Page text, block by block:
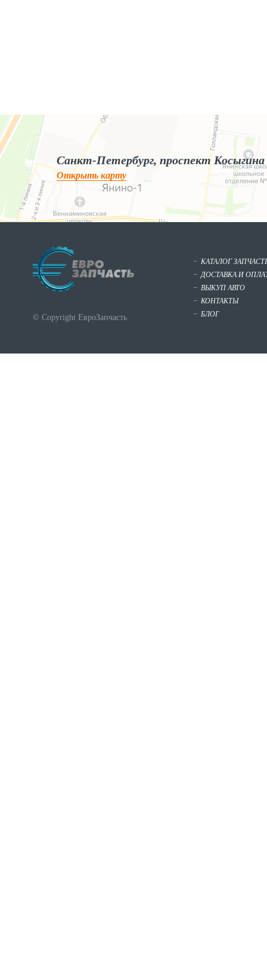
Яндекс.Карты
Яндекс.Карты — поиск мест и адресов, городской транспорт
Санкт-Петербург, проспект Косыгина
Открыть карту
© Copyright ЕвроЗапчасть
КАТАЛОГ
ДОСТАВКА И
ВЫКУП АВТО
КОНТАКТЫ
БЛОГ